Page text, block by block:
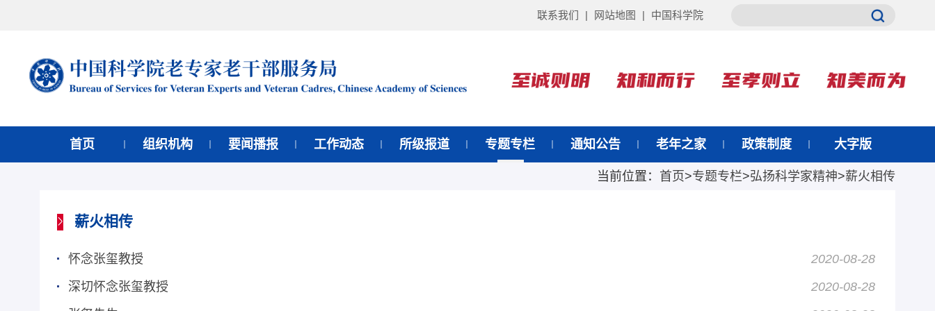
联系我们 | 网站地图 | 中国科学院
首页 组织机构 要闻播报 工作动态 所级报道 专题专栏 通知公告 老年之家 政策制度 大字版
当前位置： 首页>专题专栏>弘扬科学家精神>薪火相传
薪火相传
怀念张玺教授
2020-08-28
深切怀念张玺教授
2020-08-28